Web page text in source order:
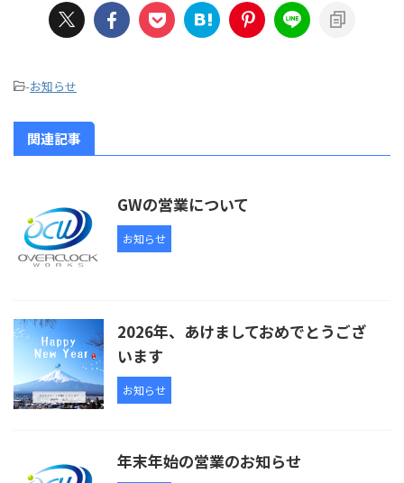
-お知らせ
関連記事
GWの営業について
お知らせ
2026年、あけましておめでとうござ
います
お知らせ
年末年始の営業のお知らせ